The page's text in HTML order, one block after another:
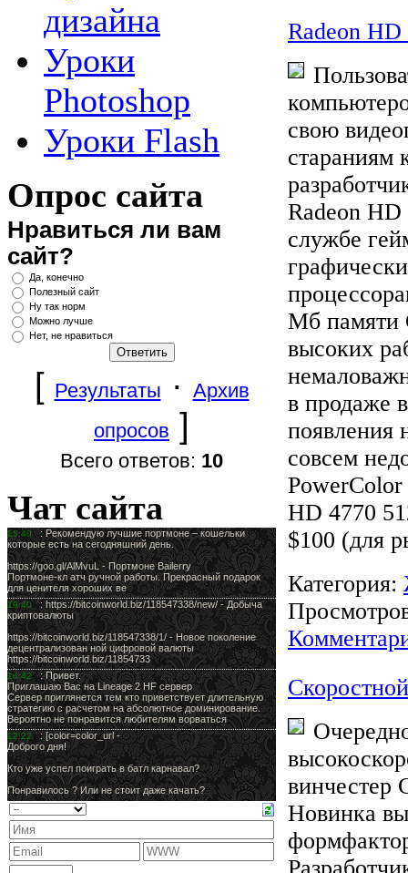
дизайна
Уроки
Photoshop
Уроки Flash
Опрос сайта
Нравиться ли вам
сайт?
Да, конечно
Полезный сайт
Ну так норм
Можно лучше
Нет, не нравиться
[ Результаты · Архив
опросов ]
Всего ответов: 10
Чат сайта
Radeon
свою
стараниям
Radeon
службе
Мб памяти
высоких
в продаже
появления
совсем
PowerСolor
HD 4770
$100 (для
Категория:
винчестер
Новинка